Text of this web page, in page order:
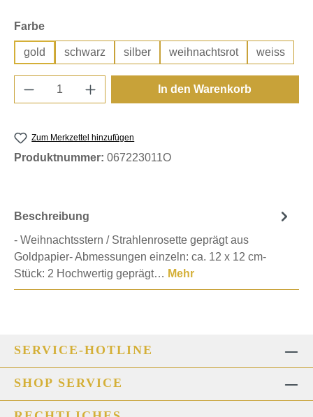
Farbeauswählen
gold schwarz silber weihnachtsrot weiss
Produkt Anzahl: Gib den gewünschten
In den Warenkorb
Zum Merkzettel hinzufügen
Produktnummer: 067223011O
Beschreibung
- Weihnachtsstern / Strahlenrosette geprägt aus
Goldpapier- Abmessungen einzeln: ca. 12 x 12 cm-
Stück: 2 Hochwertig geprägt… Mehr
SERVICE-HOTLINE
SHOP SERVICE